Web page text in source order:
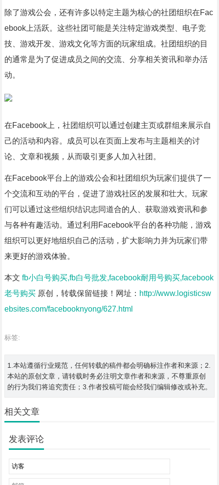
除了游戏公会，还有许多以特定主题为核心的社团组织在Fac
ebook上活跃。这些社团可能是关注特定游戏类型、电子竞
技、游戏开发、游戏文化等方面的玩家组成。社团组织的目
的通常是为了促进成员之间的交流、分享相关资讯和举办活
动。
在Facebook上，社团组织可以通过创建主页或群组来展示自
己的活动和内容。成员可以在页面上发布与主题相关的讨
论、文章和视频，从而吸引更多人加入社团。
在Facebook平台上的游戏公会和社团组织为玩家们提供了一
个交流和互动的平台，促进了游戏社区的发展和壮大。玩家
们可以通过这些组织结识志同道合的人、获取游戏资讯和参
与各种有趣活动。通过利用Facebook平台的各种功能，游戏
组织可以更好地组织自己的活动，扩大影响力并为玩家们带
来更好的游戏体验。
本文 fb小白号购买,fb白号批发,facebook耐用号购买,facebook
老号购买原创，转载保留链接！网址： http://www.logisticsw
ebsites.com/facebooknyong/627.html
标签:
1.本站遵循行业规范，任何转载的稿件都会明确标注作者和来源；2.
本站的原创文章，请转载时务必注明文章作者和来源，不尊重原创
的行为我们将追究责任；3.作者投稿可能会经我们编辑修改或补充。
相关文章
发表评论